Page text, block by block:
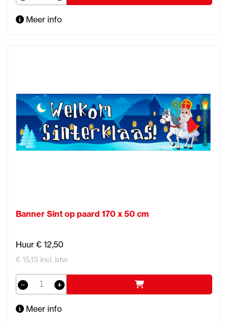
Meer info
Banner Sint op paard 170 x 50 cm
Huur € 12,50
€ 15,13 incl. btw
Meer info